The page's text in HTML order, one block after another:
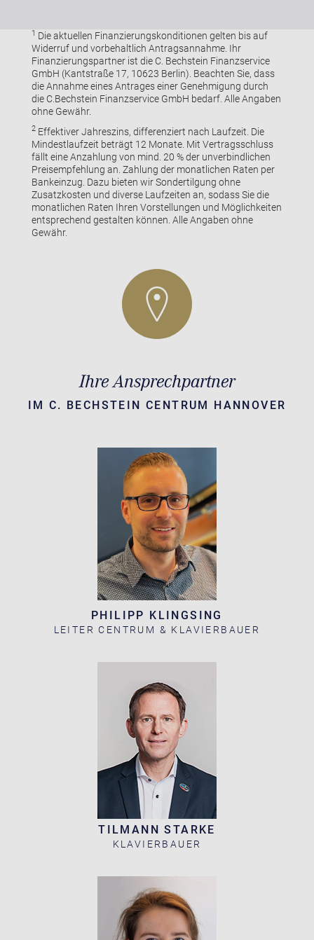
1 Die aktuellen Finanzierungskonditionen gelten bis auf
Widerruf und vorbehaltlich Antragsannahme. Ihr
Finanzierungspartner ist die C. Bechstein Finanzservice
GmbH (Kantstraße 17, 10623 Berlin). Beachten Sie, dass
die Annahme eines Antrages einer Genehmigung durch
die C.Bechstein Finanzservice GmbH bedarf. Alle Angaben
ohne Gewähr.
2Effektiver Jahreszins, differenziert nach Laufzeit. Die
Mindestlaufzeit beträgt 12 Monate. Mit Vertragsschluss
fällt eine Anzahlung von mind. 20 % der unverbindlichen
Preisempfehlung an. Zahlung der monatlichen Raten per
Bankeinzug. Dazu bieten wir Sondertilgung ohne
Zusatzkosten und diverse Laufzeiten an, sodass Sie die
monatlichen Raten Ihren Vorstellungen und Möglichkeiten
entsprechend gestalten können. Alle Angaben ohne
Gewähr.
Ihre Ansprechpartner
IM C. BECHSTEIN CENTRUM HANNOVER
PHILIPP KLINGSING
LEITER CENTRUM & KLAVIERBAUER
TILMANN STARKE
KLAVIERBAUER